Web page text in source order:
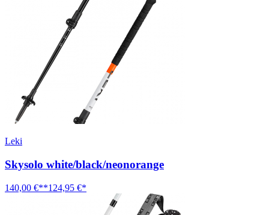
Leki
Skysolo white/black/neonorange
140,00 €**124,95 €*